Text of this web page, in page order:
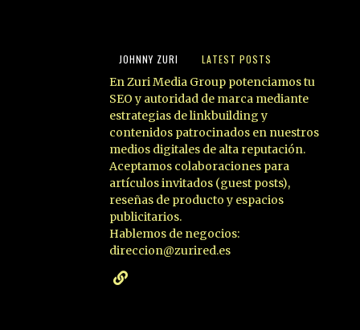
JOHNNY ZURI LATEST POSTS
En Zuri Media Group potenciamos tu
SEO y autoridad de marca mediante
estrategias de linkbuilding y
contenidos patrocinados en nuestros
medios digitales de alta reputación.
Aceptamos colaboraciones para
artículos invitados (guest posts),
reseñas de producto y espacios
publicitarios.
Hablemos de negocios:
direccion@zurired.es